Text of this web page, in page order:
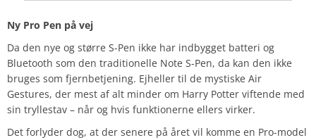
Ny Pro Pen på vej
Da den nye og større S-Pen ikke har indbygget batteri og
Bluetooth som den traditionelle Note S-Pen, da kan den ikke
bruges som fjernbetjening. Ejheller til de mystiske Air
Gestures, der mest af alt minder om Harry Potter viftende med
sin tryllestav – når og hvis funktionerne ellers virker.
Det forlyder dog, at der senere på året vil komme en Pro-model